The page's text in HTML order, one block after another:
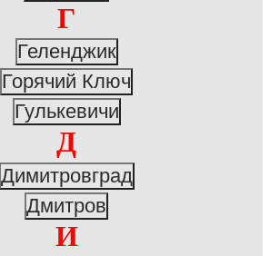
Г
Геленджик
Горячий Ключ
Гулькевичи
Д
Димитровград
Дмитров
И